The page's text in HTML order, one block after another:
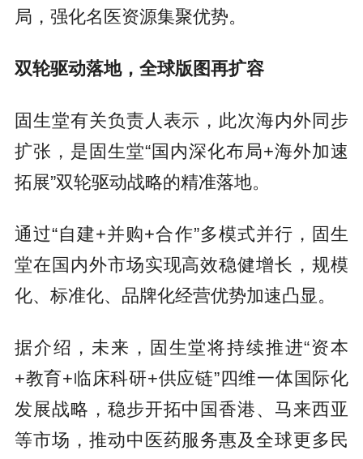
局，强化名医资源集聚优势。
双轮驱动落地，全球版图再扩容
固生堂有关负责人表示，此次海内外同步
扩张，是固生堂“国内深化布局+海外加速
拓展”双轮驱动战略的精准落地。
通过“自建+并购+合作”多模式并行，固生
堂在国内外市场实现高效稳健增长，规模
化、标准化、品牌化经营优势加速凸显。
据介绍，未来，固生堂将持续推进“资本
+教育+临床科研+供应链”四维一体国际化
发展战略，稳步开拓中国香港、马来西亚
等市场，推动中医药服务惠及全球更多民